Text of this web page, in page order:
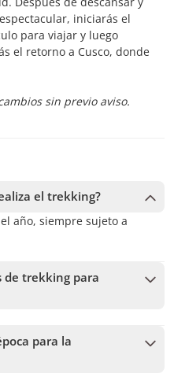
iniciarás el
para viajar y luego
el retorno a Cusco, donde
sin previo aviso.
el trekking?
año, siempre sujeto a
de trekking para
aunque no son
para la